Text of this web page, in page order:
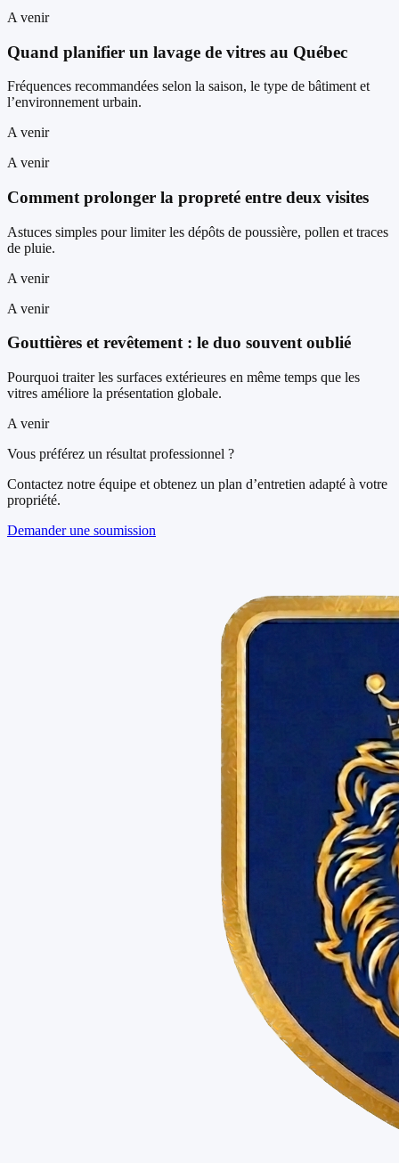
A venir
Quand planifier un lavage de vitres au Québec
Fréquences recommandées selon la saison, le type de bâtiment et
l’environnement urbain.
A venir
A venir
Comment prolonger la propreté entre deux visites
Astuces simples pour limiter les dépôts de poussière, pollen et traces
de pluie.
A venir
A venir
Gouttières et revêtement : le duo souvent oublié
Pourquoi traiter les surfaces extérieures en même temps que les
vitres améliore la présentation globale.
A venir
Vous préférez un résultat professionnel ?
Contactez notre équipe et obtenez un plan d’entretien adapté à votre
propriété.
Demander une soumission